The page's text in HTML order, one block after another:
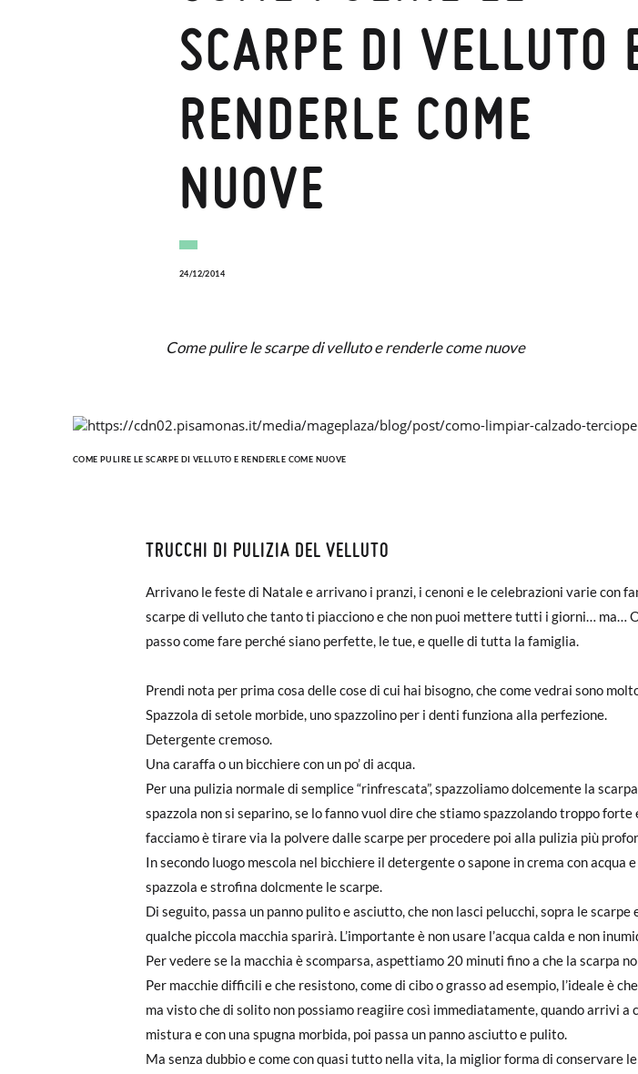
SCARPE DI VELLUTO
RENDERLE COME
NUOVE
24/12/2014
Come pulire le scarpe di velluto e renderle come nuove
COME PULIRE LE SCARPE DI VELLUTO E RENDERLE COME NUOVE
TRUCCHI DI PULIZIA DEL VELLUTO
Arrivano le feste di Natale e arrivano i pranzi, i cenoni e le celebrazioni varie con
scarpe di velluto che tanto ti piacciono e che non puoi mettere tutti i giorni… ma…
passo come fare perché siano perfette, le tue, e quelle di tutta la famiglia.
Prendi nota per prima cosa delle cose di cui hai bisogno, che come vedrai sono
Spazzola di setole morbide, uno spazzolino per i denti funziona alla perfezione.
Detergente cremoso.
Una caraffa o un bicchiere con un po’ di acqua.
Per una pulizia normale di semplice “rinfrescata”, spazzoliamo dolcemente la
spazzola non si separino, se lo fanno vuol dire che stiamo spazzolando troppo
facciamo è tirare via la polvere dalle scarpe per procedere poi alla pulizia più
In secondo luogo mescola nel bicchiere il detergente o sapone in crema con
spazzola e strofina dolcmente le scarpe.
Di seguito, passa un panno pulito e asciutto, che non lasci pelucchi, sopra le
qualche piccola macchia sparirà. L’importante è non usare l’acqua calda e non
Per vedere se la macchia è scomparsa, aspettiamo 20 minuti fino a che la scarpa
Per macchie difficili e che resistono, come di cibo o grasso ad esempio, l’ideale è
ma visto che di solito non possiamo reagiire così immediatamente, quando arrivi a
mistura e con una spugna morbida, poi passa un panno asciutto e pulito.
Ma senza dubbio e come con quasi tutto nella vita, la miglior forma di conservare